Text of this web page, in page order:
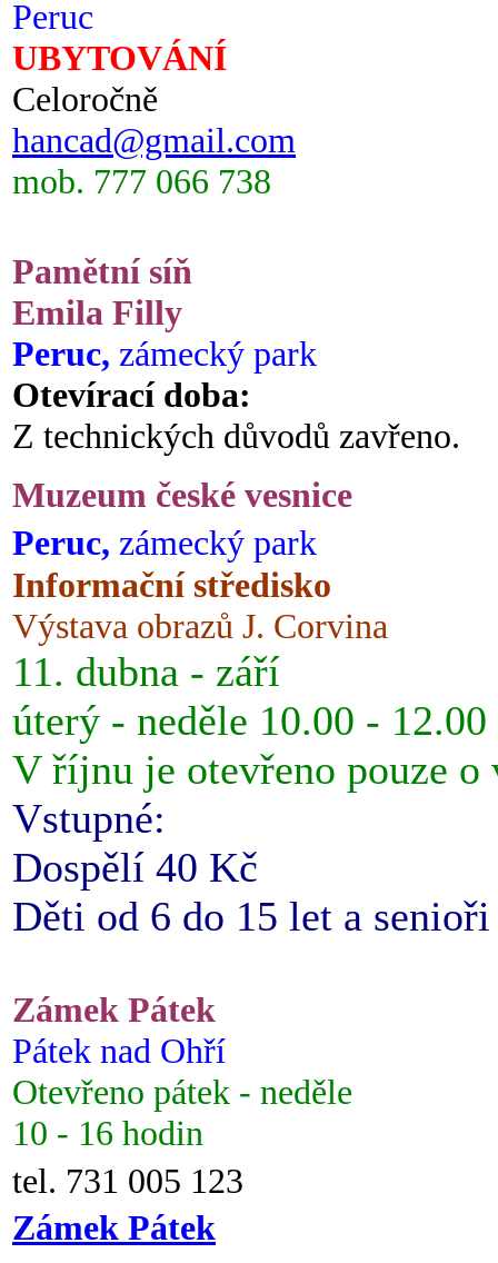
Peruc
UBYTOVÁNÍ
Celoročně
hancad@gmail.com
mob. 777 066 738
Pamětní síň
Emila Filly
Peruc, zámecký park
Otevírací doba:
Z technických důvodů zavřeno.
Muzeum české vesnice
Peruc, zámecký park
Informační středisko
Výstava obrazů J. Corvina
11. dubna - září
úterý - neděle 10.00 -
V říjnu je otevřeno pouze o
Vstupné:
Dospělí 40 Kč
Děti od 6 do 15 let a
Zámek Pátek
Pátek nad Ohří
Otevřeno pátek - neděle
10 - 16 hodin
tel. 731 005 123
Zámek Pátek